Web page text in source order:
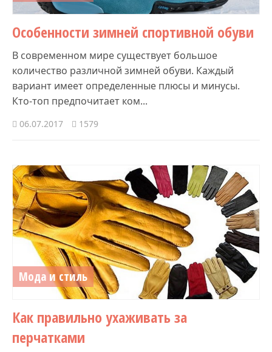
Особенности зимней спортивной обуви
В современном мире существует большое
количество различной зимней обуви. Каждый
вариант имеет определенные плюсы и минусы.
Кто-топ предпочитает ком...
06.07.2017 1579
Мода и стиль
Как правильно ухаживать за
перчатками